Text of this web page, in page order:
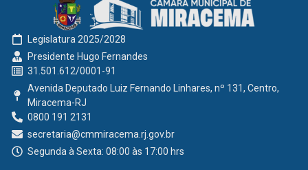
Legislatura 2025/2028
Presidente Hugo Fernandes
31.501.612/0001-91
Avenida Deputado Luiz Fernando Linhares, nº 131, Centro,
Miracema-RJ
0800 191 2131
secretaria@cmmiracema.rj.gov.br
Segunda à Sexta: 08:00 às 17:00 hrs